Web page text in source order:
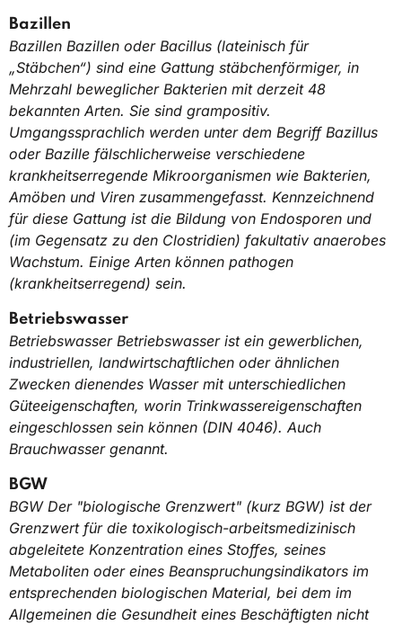
Bazillen
Bazillen Bazillen oder Bacillus (lateinisch für
„Stäbchen“) sind eine Gattung stäbchenförmiger, in
Mehrzahl beweglicher Bakterien mit derzeit 48
bekannten Arten. Sie sind grampositiv.
Umgangssprachlich werden unter dem Begriff Bazillus
oder Bazille fälschlicherweise verschiedene
krankheitserregende Mikroorganismen wie Bakterien,
Amöben und Viren zusammengefasst. Kennzeichnend
für diese Gattung ist die Bildung von Endosporen und
(im Gegensatz zu den Clostridien) fakultativ anaerobes
Wachstum. Einige Arten können pathogen
(krankheitserregend) sein.
Betriebswasser
Betriebswasser Betriebswasser ist ein gewerblichen,
industriellen, landwirtschaftlichen oder ähnlichen
Zwecken dienendes Wasser mit unterschiedlichen
Güteeigenschaften, worin Trinkwassereigenschaften
eingeschlossen sein können (DIN 4046). Auch
Brauchwasser genannt.
BGW
BGW Der "biologische Grenzwert" (kurz BGW) ist der
Grenzwert für die toxikologisch-arbeitsmedizinisch
abgeleitete Konzentration eines Stoffes, seines
Metaboliten oder eines Beanspruchungsindikators im
entsprechenden biologischen Material, bei dem im
Allgemeinen die Gesundheit eines Beschäftigten nicht